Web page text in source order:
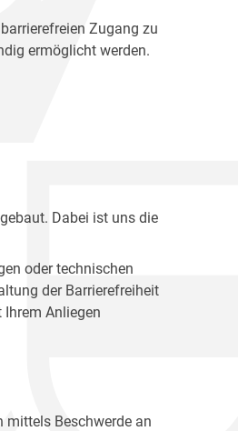
Zugang zu
ermöglicht werden.
Dabei ist uns die
oder technischen
der Barrierefreiheit
Anliegen
mittels Beschwerde an